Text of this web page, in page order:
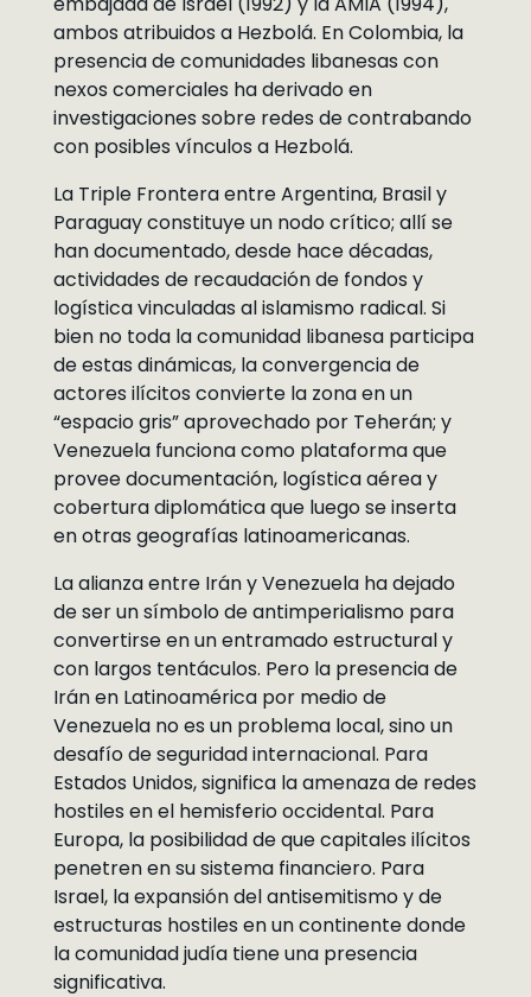
ambos atribuidos a Hezbolá. En Colombia, la
presencia de comunidades libanesas con
nexos comerciales ha derivado en
investigaciones sobre redes de contrabando
con posibles vínculos a Hezbolá.
La Triple Frontera entre Argentina, Brasil y
Paraguay constituye un nodo crítico; allí se
han documentado, desde hace décadas,
actividades de recaudación de fondos y
logística vinculadas al islamismo radical. Si
bien no toda la comunidad libanesa participa
de estas dinámicas, la convergencia de
actores ilícitos convierte la zona en un
“espacio gris” aprovechado por Teherán; y
Venezuela funciona como plataforma que
provee documentación, logística aérea y
cobertura diplomática que luego se inserta
en otras geografías latinoamericanas.
La alianza entre Irán y Venezuela ha dejado
de ser un símbolo de antimperialismo para
convertirse en un entramado estructural y
con largos tentáculos. Pero la presencia de
Irán en Latinoamérica por medio de
Venezuela no es un problema local, sino un
desafío de seguridad internacional. Para
Estados Unidos, significa la amenaza de redes
hostiles en el hemisferio occidental. Para
Europa, la posibilidad de que capitales ilícitos
penetren en su sistema financiero. Para
Israel, la expansión del antisemitismo y de
estructuras hostiles en un continente donde
la comunidad judía tiene una presencia
significativa.